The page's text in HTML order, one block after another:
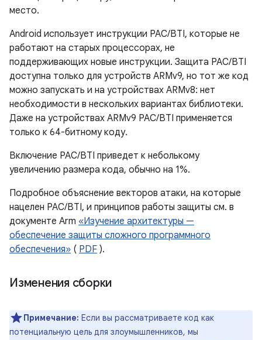
место.
Android использует инструкции PAC/BTI, которые не
работают на старых процессорах, не
поддерживающих новые инструкции. Защита PAC/BTI
доступна только для устройств ARMv9, но тот же код
можно запускать и на устройствах ARMv8: нет
необходимости в нескольких вариантах библиотеки.
Даже на устройствах ARMv9 PAC/BTI применяется
только к 64-битному коду.
Включение PAC/BTI приведет к неболькому
увеличению размера кода, обычно на 1%.
Подробное объяснение векторов атаки, на которые
нацелен PAC/BTI, и принципов работы защиты см. в
документе Arm «Изучение архитектуры —
обеспечение защиты сложного программного
обеспечения» ( PDF ).
Изменения сборки
Примечание: Если вы рассматриваете код как
потенциальную цель для злоумышленников, мы